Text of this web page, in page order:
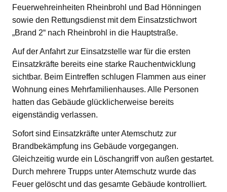
Feuerwehreinheiten Rheinbrohl und Bad Hönningen
sowie den Rettungsdienst mit dem Einsatzstichwort
„Brand 2“ nach Rheinbrohl in die Hauptstraße.
Auf der Anfahrt zur Einsatzstelle war für die ersten
Einsatzkräfte bereits eine starke Rauchentwicklung
sichtbar. Beim Eintreffen schlugen Flammen aus einer
Wohnung eines Mehrfamilienhauses. Alle Personen
hatten das Gebäude glücklicherweise bereits
eigenständig verlassen.
Sofort sind Einsatzkräfte unter Atemschutz zur
Brandbekämpfung ins Gebäude vorgegangen.
Gleichzeitig wurde ein Löschangriff von außen gestartet.
Durch mehrere Trupps unter Atemschutz wurde das
Feuer gelöscht und das gesamte Gebäude kontrolliert.